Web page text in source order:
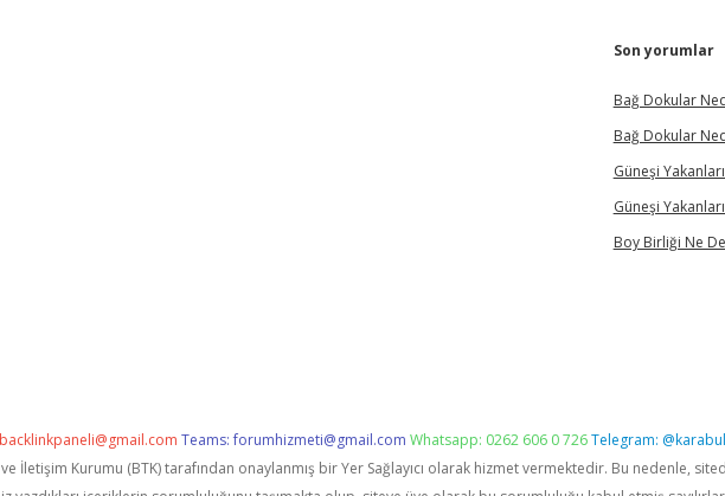
Son yorumlar
Bağ Dokular
Bağ Dokular
Güneşi
Güneşi
Boy Birliği Ne
backlinkpaneli@gmail.com Teams:forumhizmeti@gmail.com Whatsapp: 0262 606 0 726Telegram: @karabul
İletişim Kurumu (BTK) tarafından onaylanmış bir Yer Sağlayıcı olarak hizmet vermektedir. Bu nedenle,